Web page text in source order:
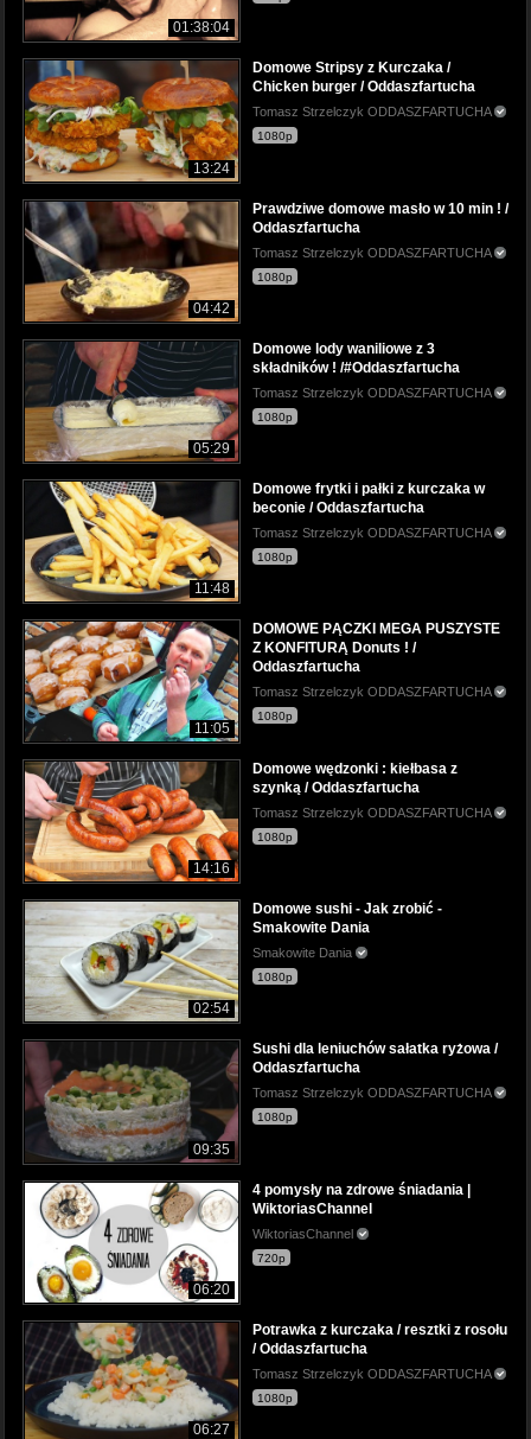
01:38:04
13:24
Domowe Stripsy z Kurczaka /
Chicken burger / Oddaszfartucha
Tomasz Strzelczyk ODDASZFARTUCHA
1080p
04:42
Prawdziwe domowe masło w 10 min ! /
Oddaszfartucha
Tomasz Strzelczyk ODDASZFARTUCHA
1080p
05:29
Domowe lody waniliowe z 3
składników ! /#Oddaszfartucha
Tomasz Strzelczyk ODDASZFARTUCHA
1080p
11:48
Domowe frytki i pałki z kurczaka w
beconie / Oddaszfartucha
Tomasz Strzelczyk ODDASZFARTUCHA
1080p
11:05
DOMOWE PĄCZKI MEGA PUSZYSTE
Z KONFITURĄ Donuts ! /
Oddaszfartucha
Tomasz Strzelczyk ODDASZFARTUCHA
1080p
14:16
Domowe wędzonki : kiełbasa z
szynką / Oddaszfartucha
Tomasz Strzelczyk ODDASZFARTUCHA
1080p
02:54
Domowe sushi - Jak zrobić -
Smakowite Dania
Smakowite Dania
1080p
09:35
Sushi dla leniuchów sałatka ryżowa /
Oddaszfartucha
Tomasz Strzelczyk ODDASZFARTUCHA
1080p
06:20
4 pomysły na zdrowe śniadania |
WiktoriasChannel
WiktoriasChannel
720p
06:27
Potrawka z kurczaka / resztki z rosołu
/ Oddaszfartucha
Tomasz Strzelczyk ODDASZFARTUCHA
1080p